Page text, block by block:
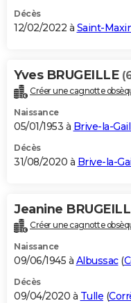
Décès
12/02/2022 à Saint-
Yves BRUGEILLE
Créer une cagnotte
Naissance
05/01/1953 à Brive-la-
Décès
31/08/2020 à Brive-la-
Jeanine
Créer une cagnotte
Naissance
09/06/1945 à Albussac(
Décès
09/04/2020 à Tulle (